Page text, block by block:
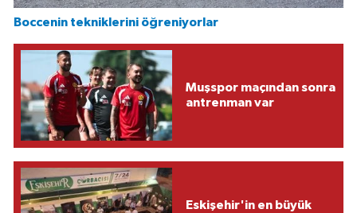
Boccenin tekniklerini öğreniyorlar
Muşspor maçından sonra
antrenman var
Eskişehir'in en büyük